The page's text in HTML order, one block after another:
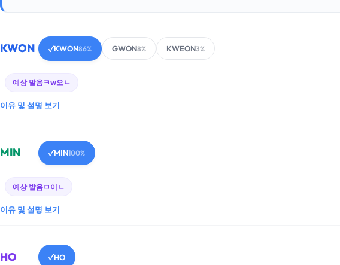
KWON ✓KWON86% GWON8% KWEON3%
예상 발음ㅋw오ㄴ
이유 및 설명 보기
MIN ✓MIN100%
예상 발음ㅁ이ㄴ
이유 및 설명 보기
HO ✓HO